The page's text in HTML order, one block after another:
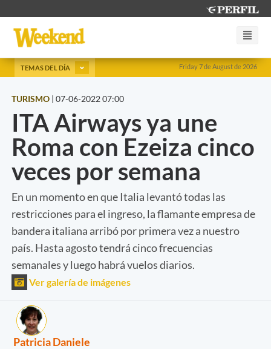
Friday 7 de August de 2026
TEMAS DEL DÍA
TURISMO | 07-06-2022 07:00
ITA Airways ya une
Roma con Ezeiza cinco
veces por semana
En un momento en que Italia levantó todas las
restricciones para el ingreso, la flamante empresa de
bandera italiana arribó por primera vez a nuestro
país. Hasta agosto tendrá cinco frecuencias
semanales y luego habrá vuelos diarios.
Ver galería de imágenes
Patricia Daniele